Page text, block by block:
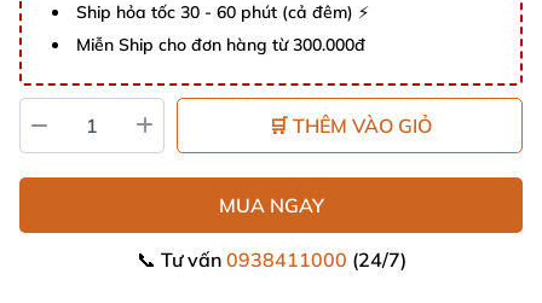
Ship hỏa tốc 30 - 60 phút (cả đêm) ⚡
Miễn Ship cho đơn hàng từ 300.000đ
🛒 THÊM VÀO GIỎ
MUA NGAY
📞 Tư vấn 0938411000 (24/7)